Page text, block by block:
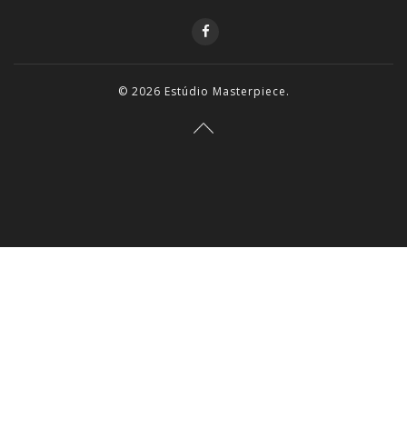
© 2026 Estúdio Masterpiece.